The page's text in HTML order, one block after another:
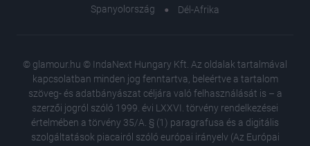
Spanyolország
Dél-Afrika
© glamour.hu © IndaNext Hungary Kft. Az oldalak tartalmával
kapcsolatban minden jog fenntartva, beleértve a tartalom
szöveg- és adatbányászat céljára való felhasználását is – a
szerzői jogról szóló 1999. évi LXXVI. törvény rendelkezései
értelmében a törvény 35/A. § (1) paragrafusa és a digitális
szolgáltatások piacairól szóló európai irányelv (Az Európai